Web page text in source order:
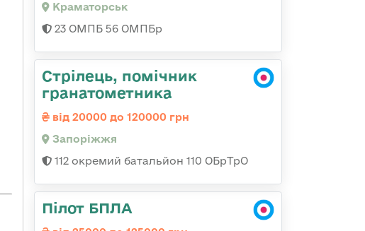
Краматорськ
23 ОМПБ 56 ОМПБр
Стрілець, помічник
гранатометника
від 20000 до 120000 грн
Запоріжжя
112 окремий батальйон 110 ОБрТрО
Пілот БПЛА